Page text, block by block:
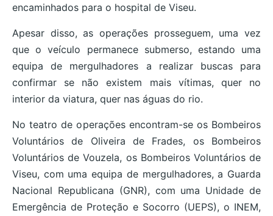
encaminhados para o hospital de Viseu.
Apesar disso, as operações prosseguem, uma vez
que o veículo permanece submerso, estando uma
equipa de mergulhadores a realizar buscas para
confirmar se não existem mais vítimas, quer no
interior da viatura, quer nas águas do rio.
No teatro de operações encontram-se os Bombeiros
Voluntários de Oliveira de Frades, os Bombeiros
Voluntários de Vouzela, os Bombeiros Voluntários de
Viseu, com uma equipa de mergulhadores, a Guarda
Nacional Republicana (GNR), com uma Unidade de
Emergência de Proteção e Socorro (UEPS), o INEM,